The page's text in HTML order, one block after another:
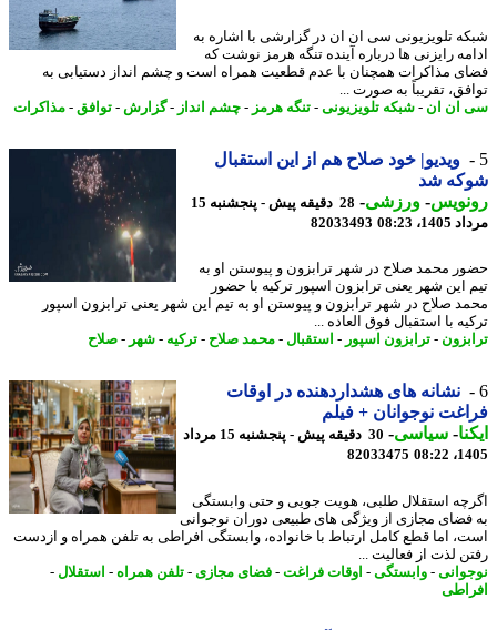
تلویزیونی سی ان ان در گزارشی با اشاره به
رایزنی ها درباره آینده تنگه هرمز نوشت که
مذاکرات همچنان با عدم قطعیت همراه است و چشم انداز دستیابی به
تقریباً به صورت ...
ان ان- شبکه تلویزیونی-تنگه هرمز- چشم انداز -گزارش -توافق-مذاکرات
ویدیو| خود صلاح هم از این استقبال
شد
-ورزشی-
28 دقیقه پیش - پنجشنبه 15
08:23
82033493
محمد صلاح در شهر ترابزون و پیوستن او به
این شهر یعنی ترابزون اسپور ترکیه با حضور
صلاح در شهر ترابزون و پیوستن او به تیم این شهر یعنی ترابزون اسپور
با استقبال فوق العاده ...
-ترابزون اسپور-استقبال-محمد صلاح-ترکیه-شهر -صلاح
نشانه های هشداردهنده در اوقات
نوجوانان + فیلم
-سیاسی-
30 دقیقه پیش - پنجشنبه 15 مرداد
82033475
استقلال طلبی، هویت جویی و حتی وابستگی
مجازی از ویژگی های طبیعی دوران نوجوانی
اما قطع کامل ارتباط با خانواده، وابستگی افراطی به تلفن همراه و ازدست
لذت از فعالیت ...
- وابستگی-اوقات فراغت -فضای مجازی- تلفن همراه- استقلال-